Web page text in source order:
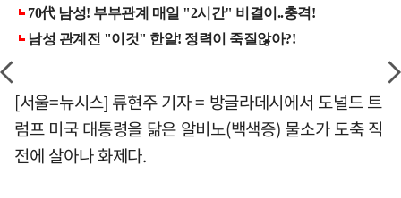
[서울=뉴시스] 류현주 기자 = 방글라데시에서 도널드 트
럼프 미국 대통령을 닮은 알비노(백색증) 물소가 도축 직
전에 살아나 화제다.